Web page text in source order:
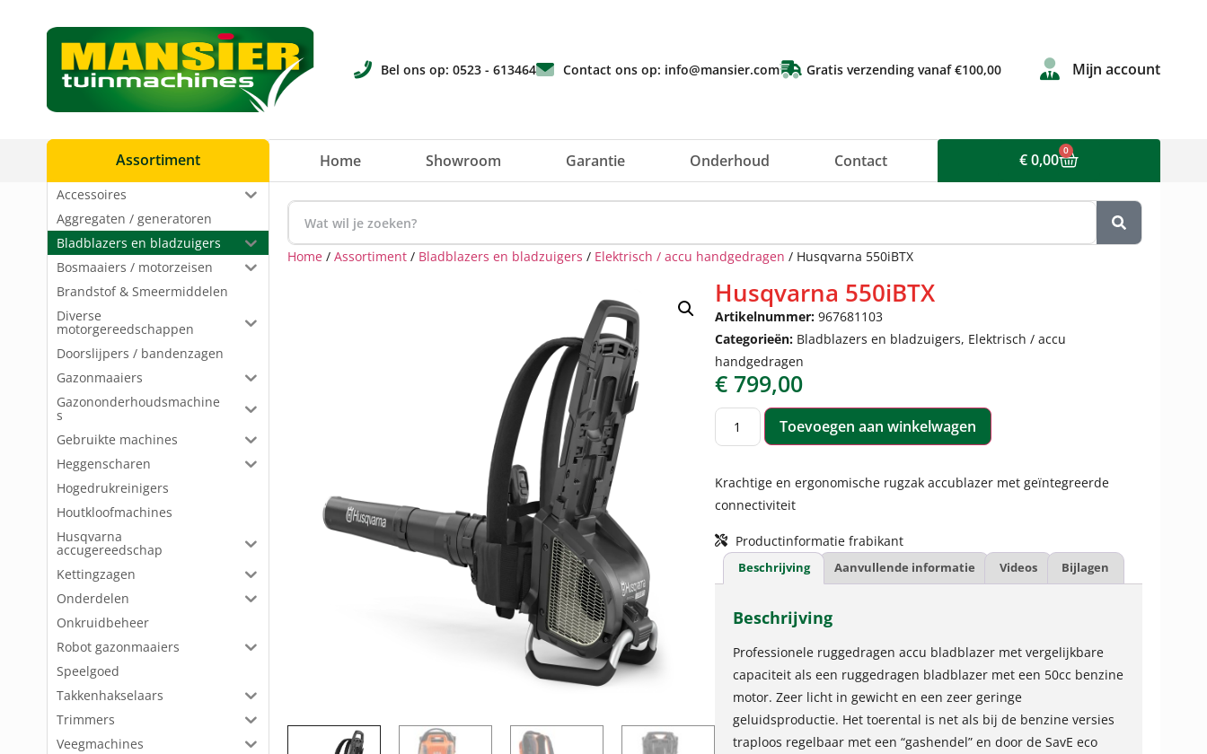
Bel ons op: 0523 - 613464 Contact ons op: info@mansier.com Gratis verzending vanaf €100,00 Mijn account
Assortiment Home Showroom Garantie Onderhoud Contact €0,00 0
Accessoires
Aggregaten / generatoren
Bladblazers en bladzuigers
Bosmaaiers / motorzeisen
Brandstof & Smeermiddelen
Diverse
motorgereedschappen
Doorslijpers / bandenzagen
Gazonmaaiers
Gazononderhoudsmachine
s
Gebruikte machines
Heggenscharen
Hogedrukreinigers
Houtkloofmachines
Husqvarna
accugereedschap
Kettingzagen
Onderdelen
Onkruidbeheer
Robot gazonmaaiers
Speelgoed
Takkenhakselaars
Trimmers
Veegmachines
Home / Assortiment / Bladblazers en bladzuigers / Elektrisch / accu handgedragen / Husqvarna 550iBTX
Husqvarna 550iBTX
Artikelnummer: 967681103
Categorieën: Bladblazers en bladzuigers, Elektrisch / accu
handgedragen
€ 799,00
Toevoegen aan winkelwagen
Krachtige en ergonomische rugzak accublazer met geïntegreerde
connectiviteit
Productinformatie frabikant
Beschrijving Aanvullende informatie Videos Bijlagen
Beschrijving
Professionele ruggedragen accu bladblazer met vergelijkbare
capaciteit als een ruggedragen bladblazer met een 50cc benzine
motor. Zeer licht in gewicht en een zeer geringe
geluidsproductie. Het toerental is net als bij de benzine versies
traploos regelbaar met een “gashendel” en door de SavE eco